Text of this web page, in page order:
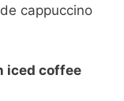
cappuccino
iced coffee